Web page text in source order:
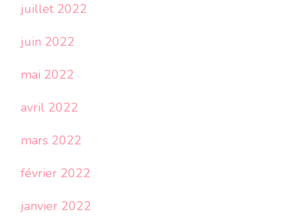
juillet 2022
juin 2022
mai 2022
avril 2022
mars 2022
février 2022
janvier 2022